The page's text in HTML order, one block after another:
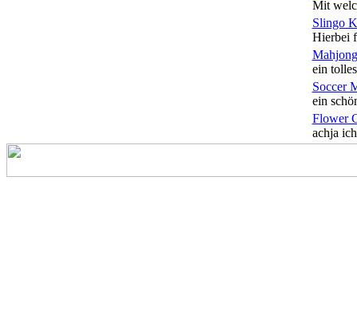
Mit
Slingo
Hierbei
ein
Soccer
ein
Flower
achja